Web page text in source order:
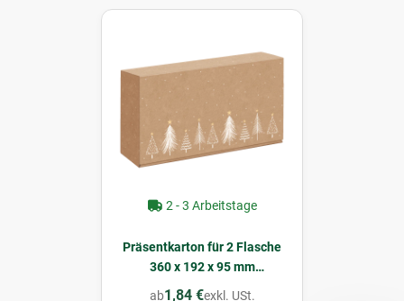
2 - 3 Arbeitstage
Präsentkarton für 2 Flasche
360 x 192 x 95 mm
(Bäumchen)
ab1,84 €exkl. USt.